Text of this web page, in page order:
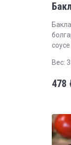
соусе
Вес:
478